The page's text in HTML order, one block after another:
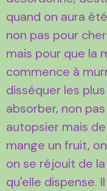
quand on aura
non pas pour
mais pour que la
commence à
disséquer les
absorber, non
autopsier mais
mange un fruit,
on se réjouit de
qu'elle dispense.